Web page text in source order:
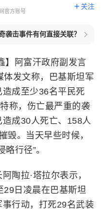
官方账号
关注
袭击事件有何直接关联？
】阿富汗政府副发言
体发文称，巴基斯坦军
成至少36名平民死
称，伤亡最严重的袭
成30人死亡、158人
毁。当天早些时候，
行径”。
陶拉·塔拉尔表示，
29日凌晨在巴基斯坦
行动，打死29名武装